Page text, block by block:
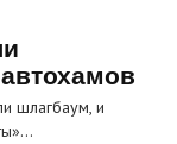
шлагбаум, и